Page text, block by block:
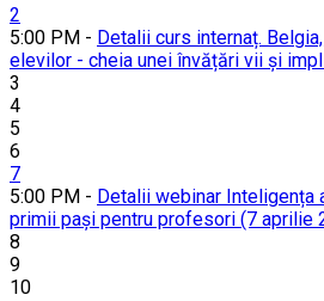
2
5:00 PM - Detalii curs internaț.
elevilor - cheia unei învățări vii și
3
4
5
6
7
5:00 PM - Detalii webinar Inteligența
primii pași pentru profesori (7 aprilie
8
9
10